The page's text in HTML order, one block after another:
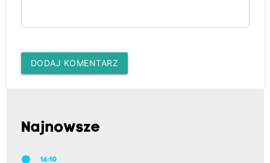
DODAJ KOMENTARZ
Najnowsze
16:10